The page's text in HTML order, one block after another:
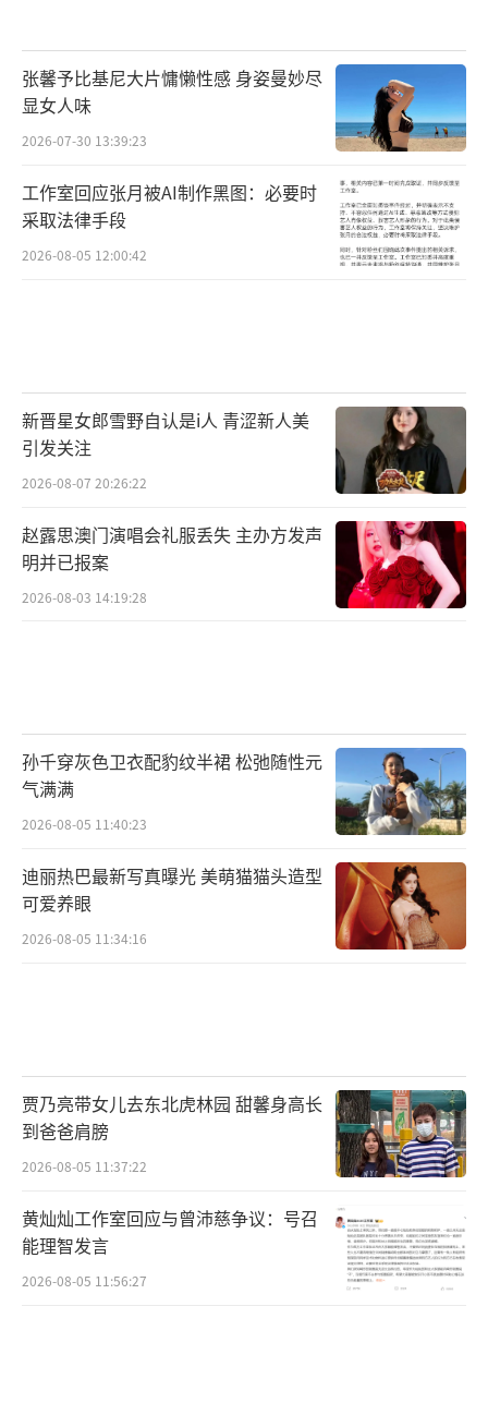
张馨予比基尼大片慵懒性感 身姿曼妙尽
显女人味
2026-07-30 13:39:23
工作室回应张月被AI制作黑图：必要时
采取法律手段
2026-08-05 12:00:42
新晋星女郎雪野自认是i人 青涩新人美
引发关注
2026-08-07 20:26:22
赵露思澳门演唱会礼服丢失 主办方发声
明并已报案
2026-08-03 14:19:28
孙千穿灰色卫衣配豹纹半裙 松弛随性元
气满满
2026-08-05 11:40:23
迪丽热巴最新写真曝光 美萌猫猫头造型
可爱养眼
2026-08-05 11:34:16
贾乃亮带女儿去东北虎林园 甜馨身高长
到爸爸肩膀
2026-08-05 11:37:22
黄灿灿工作室回应与曾沛慈争议：号召
能理智发言
2026-08-05 11:56:27